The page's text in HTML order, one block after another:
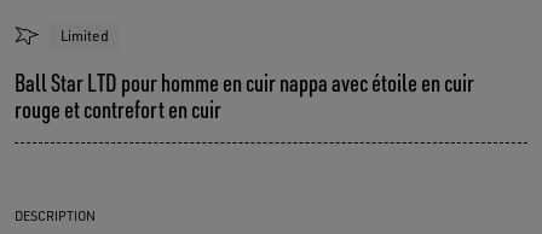
Limited
Ball Star LTD pour homme en cuir nappa avec étoile en cuir
rouge et contrefort en cuir
DESCRIPTION